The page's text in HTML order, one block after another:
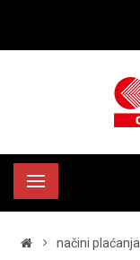
načini plaćanja